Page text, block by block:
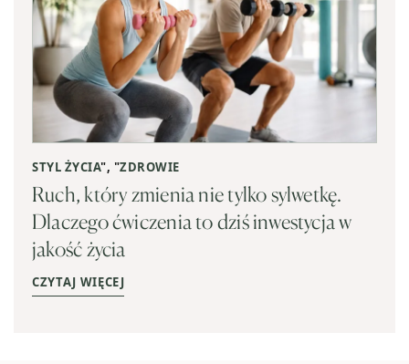
STYL ŻYCIA", "ZDROWIE
Ruch, który zmienia nie tylko sylwetkę.
Dlaczego ćwiczenia to dziś inwestycja w
jakość życia
CZYTAJ WIĘCEJ